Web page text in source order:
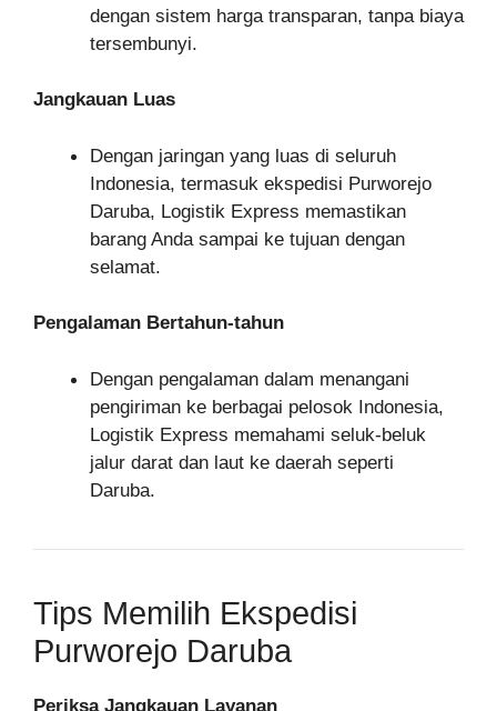
dengan sistem harga transparan, tanpa biaya
tersembunyi.
Jangkauan Luas
Dengan jaringan yang luas di seluruh
Indonesia, termasuk ekspedisi Purworejo
Daruba, Logistik Express memastikan
barang Anda sampai ke tujuan dengan
selamat.
Pengalaman Bertahun-tahun
Dengan pengalaman dalam menangani
pengiriman ke berbagai pelosok Indonesia,
Logistik Express memahami seluk-beluk
jalur darat dan laut ke daerah seperti
Daruba.
Tips Memilih Ekspedisi
Purworejo Daruba
Periksa Jangkauan Layanan